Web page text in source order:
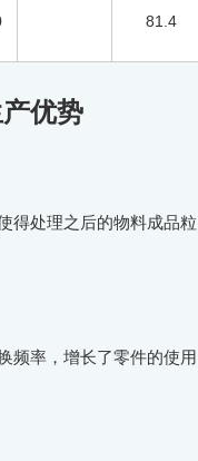
81.4
优势
得处理之后的物料成品粒
频率，增长了零件的使用